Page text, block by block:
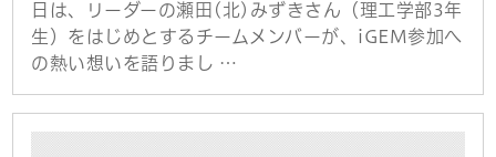
日は、リーダーの瀬田(北)みずきさん（理工学部3年
生）をはじめとするチームメンバーが、iGEM参加へ
の熱い想いを語りまし …